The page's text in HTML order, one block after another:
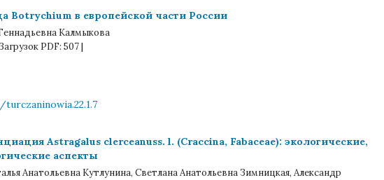
Botrychium в европейской части России
Калмыкова
PDF: 507 |
Astragalus clerceanuss. l. (Craccina, Fabaceae): экологические,
аспекты
Анатольевна Кутлунина, Светлана Анатольевна Зимницкая, Александр